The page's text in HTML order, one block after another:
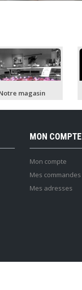
magasin
MON COMPTE
Mon compte
Mes commandes
Mes adresses